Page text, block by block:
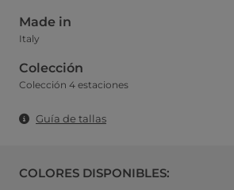
Made in
Italy
Colección
Colección 4 estaciones
Guía de tallas
COLORES DISPONIBLES: